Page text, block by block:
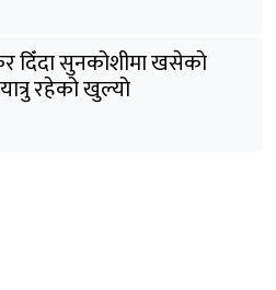
दिँदा सुनकोशीमा खसेकाे
रहेको खुल्यो